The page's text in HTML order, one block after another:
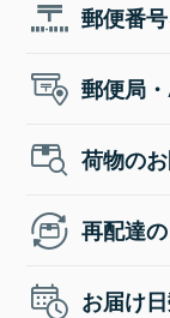
郵便番
郵便局
荷物の
再配達
お届け